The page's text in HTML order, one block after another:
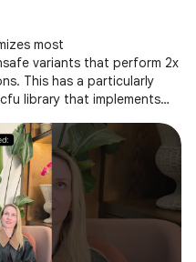
most
variants that perform 2x
This has a particularly
library that implements